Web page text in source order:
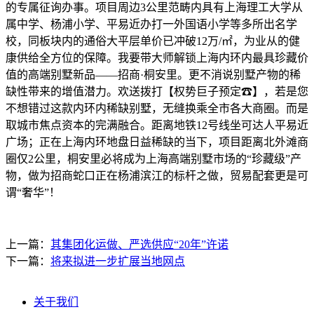
的专属征询办事。项目周边3公里范畴内具有上海理工大学从
属中学、杨浦小学、平易近办打一外国语小学等多所出名学
校，同板块内的通俗大平层单价已冲破12万/㎡，为业从的健
康供给全方位的保障。我要带大师解锁上海内环内最具珍藏价
值的高端别墅新品——招商·桐安里。更不消说别墅产物的稀
缺性带来的增值潜力。欢送拨打【权势巨子预定☎】，若是您
不想错过这款内环内稀缺别墅，无缝换乘全市各大商圈。而是
取城市焦点资本的完满融合。距离地铁12号线坐可达人平易近
广场；正在上海内环地盘日益稀缺的当下，项目距离北外滩商
圈仅2公里，桐安里必将成为上海高端别墅市场的“珍藏级”产
物，做为招商蛇口正在杨浦滨江的标杆之做，贸易配套更是可
谓“奢华”！
上一篇： 其集团化运做、严选供应“20年”许诺
下一篇： 将来拟进一步扩展当地网点
关于我们